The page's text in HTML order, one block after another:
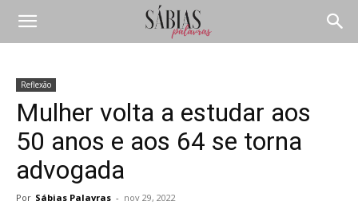
Reflexão
Mulher volta a estudar aos
50 anos e aos 64 se torna
advogada
Por Sábias Palavras - nov 29, 2022